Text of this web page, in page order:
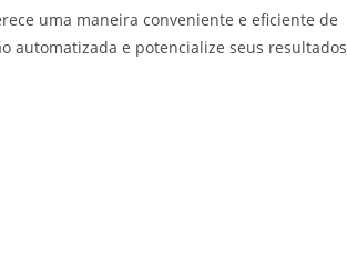
uma maneira conveniente e eficiente de
automatizada e potencialize seus resultados